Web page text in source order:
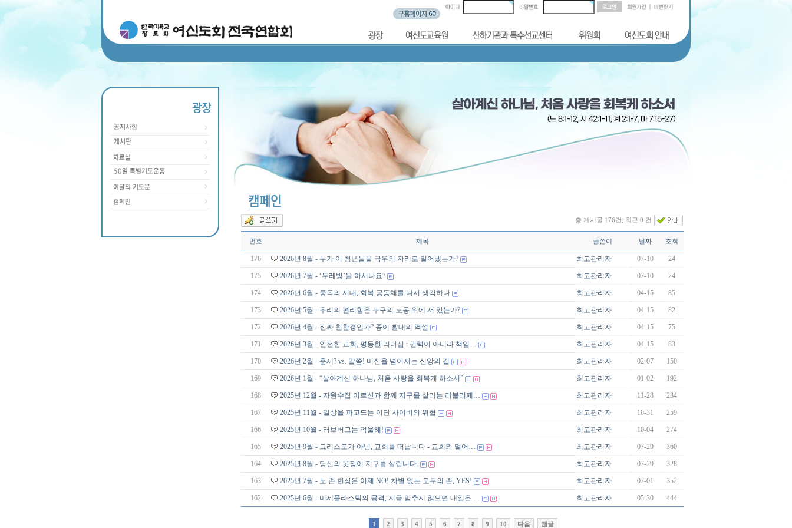
총 게시물 176건, 최근 0 건
번호 제목 글쓴이 날짜 조회
176 2026년 8월 - 누가 이 청년들을 극우의 자리로 밀어냈는가? 최고관리자 07-10 24
175 2026년 7월 - ‘두레방’을 아시나요? 최고관리자 07-10 24
174 2026년 6월 - 중독의 시대, 회복 공동체를 다시 생각하다 최고관리자 04-15 85
173 2026년 5월 - 우리의 편리함은 누구의 노동 위에 서 있는가? 최고관리자 04-15 82
172 2026년 4월 - 진짜 친환경인가? 종이 빨대의 역설 최고관리자 04-15 75
171 2026년 3월 - 안전한 교회, 평등한 리더십 : 권력이 아니라 책임… 최고관리자 04-15 83
170 2026년 2월 - 운세? vs. 말씀! 미신을 넘어서는 신앙의 길 최고관리자 02-07 150
169 2026년 1월 - “살아계신 하나님, 처음 사랑을 회복케 하소서” 최고관리자 01-02 192
168 2025년 12월 - 자원수집 어르신과 함께 지구를 살리는 러블리페… 최고관리자 11-28 234
167 2025년 11월 - 일상을 파고드는 이단 사이비의 위협 최고관리자 10-31 259
166 2025년 10월 - 러브버그는 억울해! 최고관리자 10-04 274
165 2025년 9월 - 그리스도가 아닌, 교회를 떠납니다 - 교회와 멀어… 최고관리자 07-29 360
164 2025년 8월 - 당신의 옷장이 지구를 살립니다. 최고관리자 07-29 328
163 2025년 7월 - 노 존 현상은 이제 NO! 차별 없는 모두의 존, YES! 최고관리자 07-01 352
162 2025년 6월 - 미세플라스틱의 공격, 지금 멈추지 않으면 내일은 … 최고관리자 05-30 444
1 2 3 4 5 6 7 8 9 10 다음 맨끝